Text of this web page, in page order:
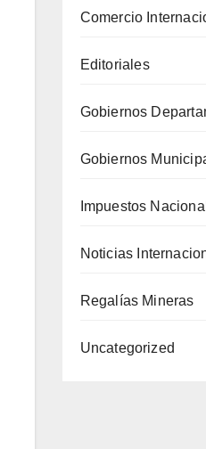
Comercio
Editoriales
Gobiernos
Gobiernos
Impuestos
Noticias
Regalías Mineras
Uncategorized